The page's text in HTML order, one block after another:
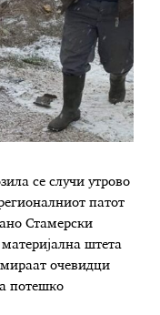
се случи утрово
патот
Стамерски
штета
очевидци
потешко